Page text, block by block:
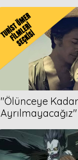
''Ölünceye Kadar